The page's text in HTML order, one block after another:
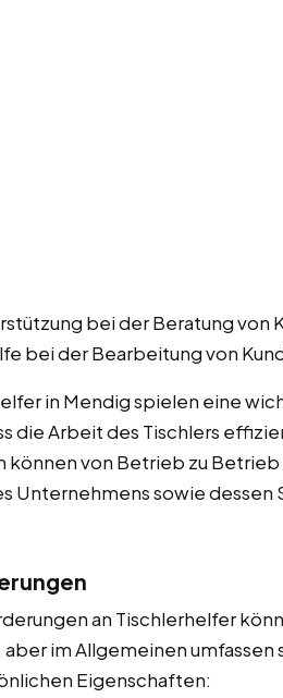
bei der Beratung von
bei der Bearbeitung von
in Mendig spielen eine
die Arbeit des Tischlers
können von Betrieb zu
Unternehmens sowie dessen
an Tischlerhelfer
aber im Allgemeinen
Eigenschaften: